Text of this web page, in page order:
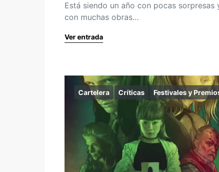
Está siendo un año con pocas sorpresas
con muchas obras…
Ver entrada
Cartelera Críticas Festivales y